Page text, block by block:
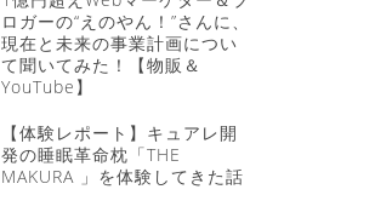
ロガーの“えのやん！”さんに、
現在と未来の事業計画につい
て聞いてみた！【物販＆
YouTube】
【体験レポート】キュアレ開
発の睡眠革命枕「THE
MAKURA 」を体験してきた話